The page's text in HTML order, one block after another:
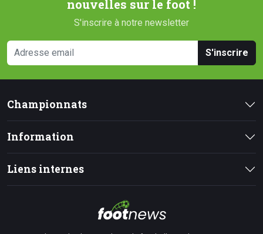
nouvelles sur le foot !
S'inscrire à notre newsletter
S'inscrire
Championnats
Information
Liens internes